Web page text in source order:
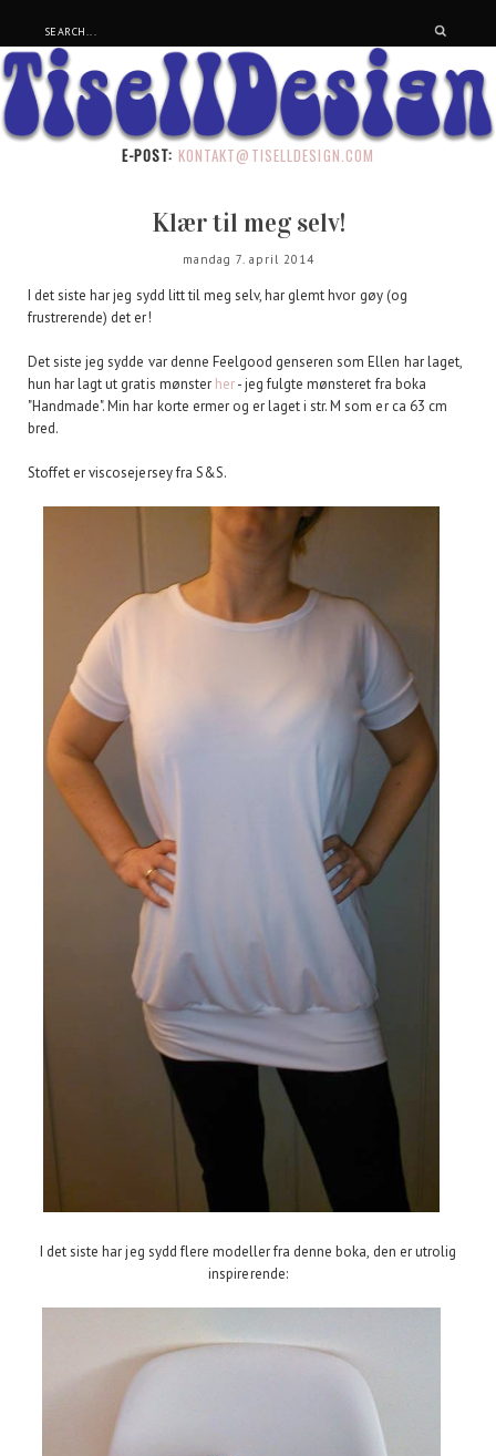
E-POST: KONTAKT@TISELLDESIGN.COM
Klær til meg selv!
mandag 7. april 2014
I det siste har jeg sydd litt til meg selv, har glemt hvor gøy (og
frustrerende) det er!
Det siste jeg sydde var denne Feelgood genseren som Ellen har laget,
hun har lagt ut gratis mønster her- jeg fulgte mønsteret fra boka
"Handmade". Min har korte ermer og er laget i str. M som er ca 63 cm
bred.
Stoffet er viscosejersey fra S&S.
I det siste har jeg sydd flere modeller fra denne boka, den er utrolig
inspirerende: